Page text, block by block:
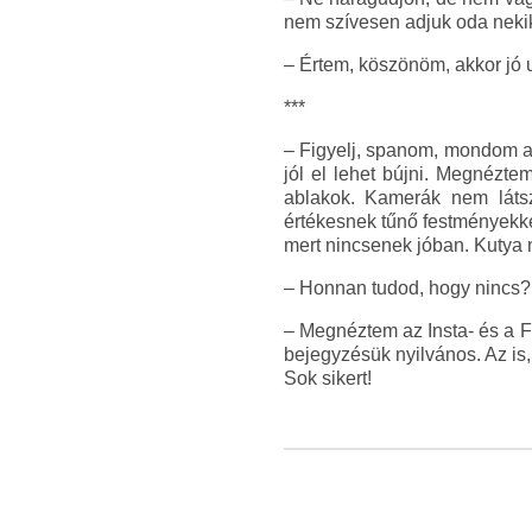
nem szívesen adjuk oda
– Értem, köszönöm, akkor jó
***
– Figyelj, spanom, mondom
jól el lehet bújni.
ablakok. Kamerák nem
értékesnek tűnő
mert nincsenek jóban. Kutya
– Honnan tudod, hogy nincs?
– Megnéztem az Insta- és a
bejegyzésük nyilvános. Az
Sok sikert!